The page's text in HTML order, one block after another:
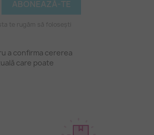
te rugăm să folosești
a confirma cererea
care poate